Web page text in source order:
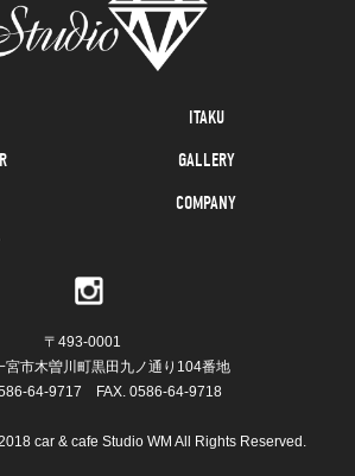
ITAKU
GALLERY
COMPANY
〒493-0001
宮市木曽川町黒田九ノ通り104番地
64-9717 FAX. 0586-64-9718
car & cafe Studio WM All Rights Reserved.